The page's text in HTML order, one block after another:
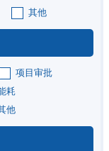
其他
项目审批
耗
他